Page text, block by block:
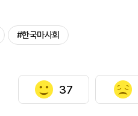
#한국마사회
37